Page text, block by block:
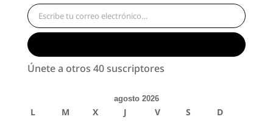
Escribe tu correo electrónico…
Únete a otros 40 suscriptores
agosto 2026
L M X J V S
D